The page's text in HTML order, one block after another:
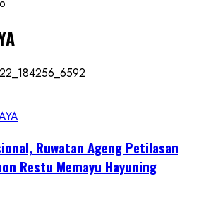
Ruwatan Ageng Petilasan
Restu Memayu Hayuning